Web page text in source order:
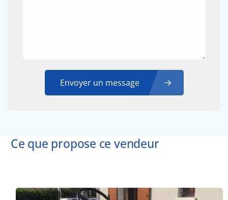
Envoyer un message
Ce que propose ce vendeur